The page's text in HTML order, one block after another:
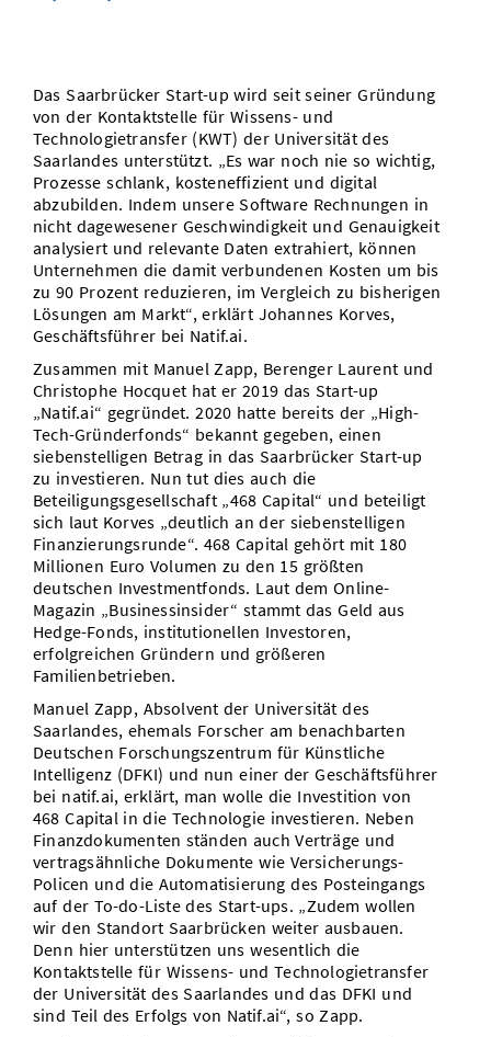
Kontakt
SIC Merchandise
SIC Podcast
AnsprechpartnerInnen, Personen, Forschungsgruppen
Termine, Vorträge und Veranstaltungen
Alumni
Das Saarbrücker Start-up wird seit seiner Gründung
von der Kontaktstelle für Wissens- und
Technologietransfer (KWT) der Universität des
Saarlandes unterstützt. „Es war noch nie so wichtig,
Prozesse schlank, kosteneffizient und digital
abzubilden. Indem unsere Software Rechnungen in
nicht dagewesener Geschwindigkeit und Genauigkeit
analysiert und relevante Daten extrahiert, können
Unternehmen die damit verbundenen Kosten um bis
zu 90 Prozent reduzieren, im Vergleich zu bisherigen
Lösungen am Markt“, erklärt Johannes Korves,
Geschäftsführer bei Natif.ai.
Zusammen mit Manuel Zapp, Berenger Laurent und
Christophe Hocquet hat er 2019 das Start-up
„Natif.ai“ gegründet. 2020 hatte bereits der „High-
Tech-Gründerfonds“ bekannt gegeben, einen
siebenstelligen Betrag in das Saarbrücker Start-up
zu investieren. Nun tut dies auch die
Beteiligungsgesellschaft „468 Capital“ und beteiligt
sich laut Korves „deutlich an der siebenstelligen
Finanzierungsrunde“. 468 Capital gehört mit 180
Millionen Euro Volumen zu den 15 größten
deutschen Investmentfonds. Laut dem Online-
Magazin „Businessinsider“ stammt das Geld aus
Hedge-Fonds, institutionellen Investoren,
erfolgreichen Gründern und größeren
Familienbetrieben.
Manuel Zapp, Absolvent der Universität des
Saarlandes, ehemals Forscher am benachbarten
Deutschen Forschungszentrum für Künstliche
Intelligenz (DFKI) und nun einer der Geschäftsführer
bei natif.ai, erklärt, man wolle die Investition von
468 Capital in die Technologie investieren. Neben
Finanzdokumenten ständen auch Verträge und
vertragsähnliche Dokumente wie Versicherungs-
Policen und die Automatisierung des Posteingangs
auf der To-do-Liste des Start-ups. „Zudem wollen
wir den Standort Saarbrücken weiter ausbauen.
Denn hier unterstützen uns wesentlich die
Kontaktstelle für Wissens- und Technologietransfer
der Universität des Saarlandes und das DFKI und
sind Teil des Erfolgs von Natif.ai“, so Zapp.